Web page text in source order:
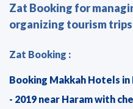
Zat Booking for
organizing tourism trips
Zat Booking :
Booking Makkah Hotels
- 2019 near Haram with